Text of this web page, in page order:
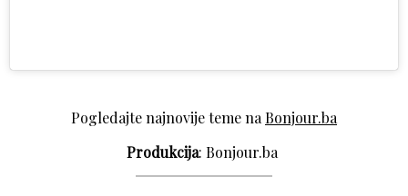
Pogledajte najnovije teme na Bonjour.ba
Produkcija: Bonjour.ba